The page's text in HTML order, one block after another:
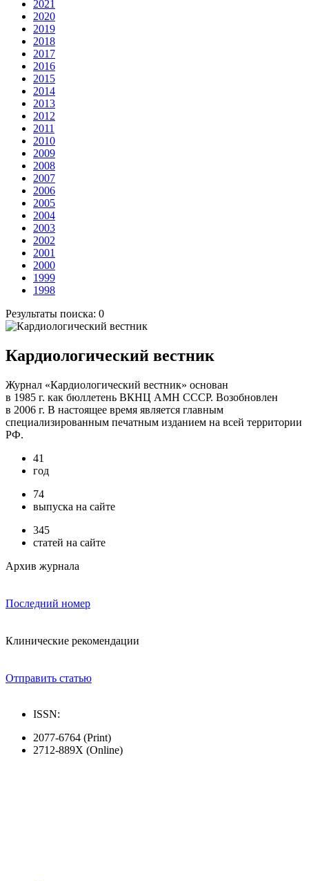
2021
2020
2019
2018
2017
2016
2015
2014
2013
2012
2011
2010
2009
2008
2007
2006
2005
2004
2003
2002
2001
2000
1999
1998
Результаты поиска: 0
Кардиологический вестник
Журнал «Кардиологический вестник» основан
в 1985 г. как бюллетень ВКНЦ АМН СССР. Возобновлен
в 2006 г. В настоящее время является главным
специализированным печатным изданием на всей территории
РФ.
41
год
74
выпуска на сайте
345
статей на сайте
Архив журнала
Последний номер
Клинические рекомендации
Отправить статью
ISSN:
2077-6764 (Print)
2712-889X (Online)